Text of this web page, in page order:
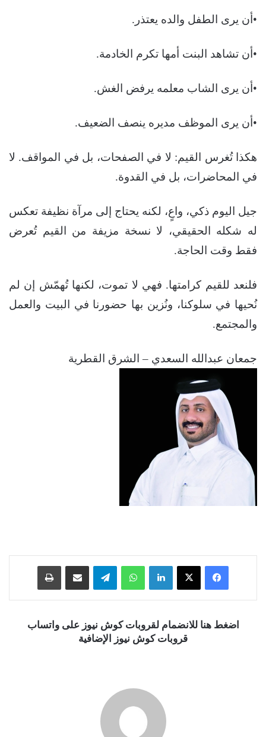
•أن يرى الطفل والده يعتذر.
•أن تشاهد البنت أمها تكرم الخادمة.
•أن يرى الشاب معلمه يرفض الغش.
•أن يرى الموظف مديره ينصف الضعيف.
هكذا تُغرس القيم: لا في الصفحات، بل في المواقف. لا
في المحاضرات، بل في القدوة.
جيل اليوم ذكي، واعٍ، لكنه يحتاج إلى مرآة نظيفة تعكس
له شكله الحقيقي، لا نسخة مزيفة من القيم تُعرض
فقط وقت الحاجة.
فلنعد للقيم كرامتها. فهي لا تموت، لكنها تُهمّش إن لم
نُحيها في سلوكنا، ونُزين بها حضورنا في البيت والعمل
والمجتمع.
جمعان عبدالله السعدي – الشرق القطرية
فيسبوك ‫X لينكدإن واتساب تيلقرام
اضغط هنا للانضمام لقروبات كوش نيوز على واتساب
قروبات كوش نيوز الإضافية